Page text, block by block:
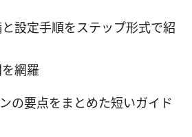
設定手順をステップ形式で紹
網羅
の要点をまとめた短いガイド